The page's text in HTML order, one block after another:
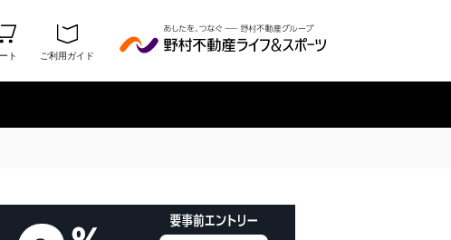
ト ご利用ガイド